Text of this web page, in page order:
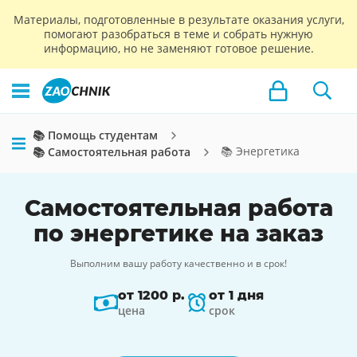
Материалы, подготовленные в результате оказания услуги,
помогают разобраться в теме и собрать нужную
информацию, но не заменяют готовое решение.
📚 Помощь студентам
📚 Самостоятельная работа
📚 Энергетика
Самостоятельная работа
по энергетике на заказ
Выполним вашу работу качественно и в срок!
от 1200 р.
цена
от 1 дня
срок